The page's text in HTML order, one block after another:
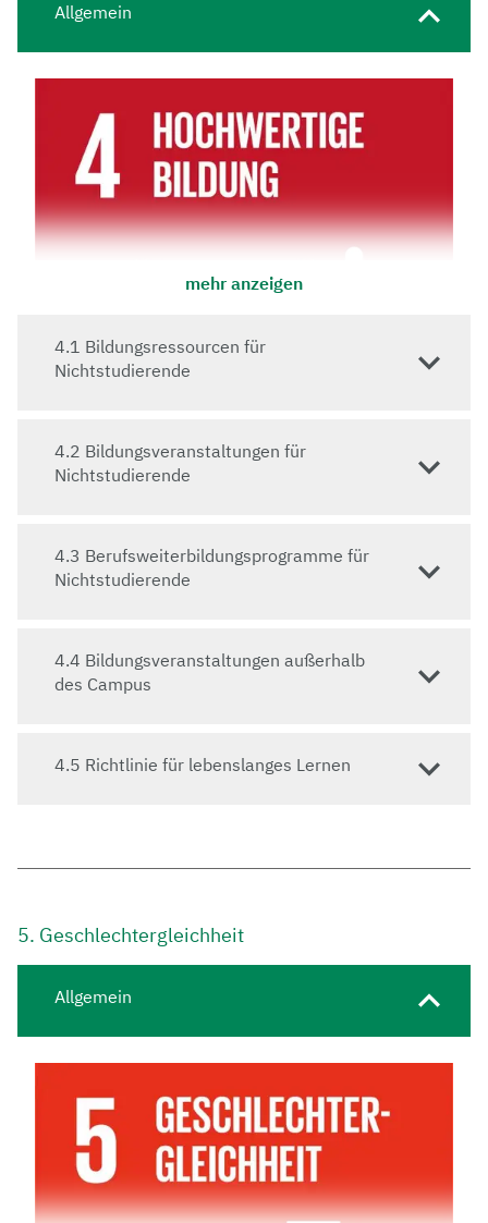
Allgemein
Wissen durch Lehre zu vermitteln stellt eine
Kernaufgabe von Universitäten dar. Aus diesem
Öffentlichkeit den Zugang zu Fachwissen durch frei
zugängliche Einrichtungen, öffentliche Vorträge
mehr anzeigen
4.1 Bildungsressourcen für
Nichtstudierende
4.2 Bildungsveranstaltungen für
Nichtstudierende
4.3 Berufsweiterbildungsprogramme für
Nichtstudierende
4.4 Bildungsveranstaltungen außerhalb
des Campus
4.5 Richtlinie für lebenslanges Lernen
5. Geschlechtergleichheit
Allgemein